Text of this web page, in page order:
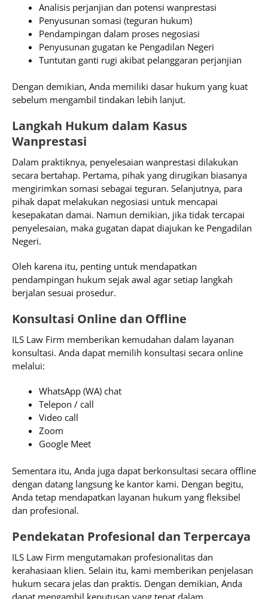
Analisis perjanjian dan potensi wanprestasi
Penyusunan somasi (teguran hukum)
Pendampingan dalam proses negosiasi
Penyusunan gugatan ke Pengadilan Negeri
Tuntutan ganti rugi akibat pelanggaran perjanjian
Dengan demikian, Anda memiliki dasar hukum yang kuat
sebelum mengambil tindakan lebih lanjut.
Langkah Hukum dalam Kasus
Wanprestasi
Dalam praktiknya, penyelesaian wanprestasi dilakukan
secara bertahap. Pertama, pihak yang dirugikan biasanya
mengirimkan somasi sebagai teguran. Selanjutnya, para
pihak dapat melakukan negosiasi untuk mencapai
kesepakatan damai. Namun demikian, jika tidak tercapai
penyelesaian, maka gugatan dapat diajukan ke Pengadilan
Negeri.
Oleh karena itu, penting untuk mendapatkan
pendampingan hukum sejak awal agar setiap langkah
berjalan sesuai prosedur.
Konsultasi Online dan Offline
ILS Law Firm memberikan kemudahan dalam layanan
konsultasi. Anda dapat memilih konsultasi secara online
melalui:
WhatsApp (WA) chat
Telepon / call
Video call
Zoom
Google Meet
Sementara itu, Anda juga dapat berkonsultasi secara offline
dengan datang langsung ke kantor kami. Dengan begitu,
Anda tetap mendapatkan layanan hukum yang fleksibel
dan profesional.
Pendekatan Profesional dan Terpercaya
ILS Law Firm mengutamakan profesionalitas dan
kerahasiaan klien. Selain itu, kami memberikan penjelasan
hukum secara jelas dan praktis. Dengan demikian, Anda
dapat mengambil keputusan yang tepat dalam